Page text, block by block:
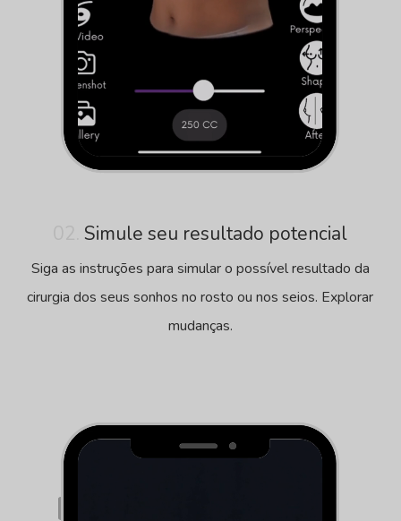
Simule seu resultado potencial
Siga as instruções para simular o possível resultado da
cirurgia dos seus sonhos no rosto ou nos seios. Explorar
mudanças.